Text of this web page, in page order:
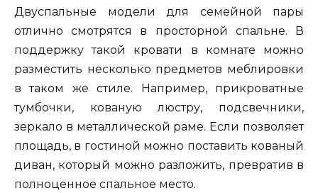
Двуспальные модели для семейной пары
отлично смотрятся в просторной спальне. В
поддержку такой кровати в комнате можно
разместить несколько предметов меблировки
в таком же стиле. Например, прикроватные
тумбочки, кованую люстру, подсвечники,
зеркало в металлической раме. Если позволяет
площадь, в гостиной можно поставить кованый
диван, который можно разложить, превратив в
полноценное спальное место.